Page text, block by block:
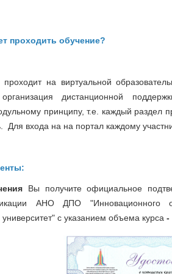
проходить обучение?
проходит на виртуальной
организация дистанционной
принципу, т.е. каждый раздел
Для входа на на портал каждому
Вы получите официальное
АНО ДПО "Инновационного
с указанием объема курса -